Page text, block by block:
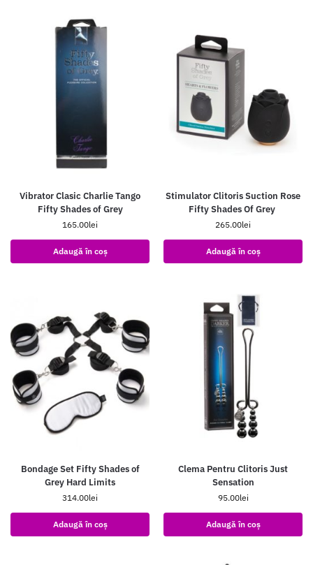
Vibrator Clasic Charlie Tango
Fifty Shades of Grey
165.00lei
Adaugă în coș
Stimulator Clitoris Suction Rose
Fifty Shades Of Grey
265.00lei
Adaugă în coș
Bondage Set Fifty Shades of
Grey Hard Limits
314.00lei
Adaugă în coș
Clema Pentru Clitoris Just
Sensation
95.00lei
Adaugă în coș